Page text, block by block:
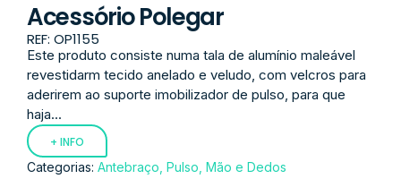
Acessório Polegar
REF: OP1155
Este produto consiste numa tala de alumínio maleável
revestidarm tecido anelado e veludo, com velcros para
aderirem ao suporte imobilizador de pulso, para que
haja...
+ INFO
Categorias: Antebraço, Pulso, Mão e Dedos